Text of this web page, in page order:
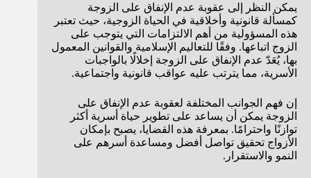
يمكن النظر إلى عقوبة عدم الإنفاق على الزوجة
كمسألة قانونية وأخلاقية في الحياة الزوجية، حيث تعتبر
هذه المسؤولية من أهم الالتزامات التي يتوجب على
الزوج اتباعها. وفقًا للتعاليم الإسلامية والقوانين المعمول
بها، يُعَدّ عدم الإنفاق على الزوجة إخلالًا بالواجبات
الأسرية، مما يترتب عليه عواقب قانونية واجتماعية.
إن فهم الجوانب المختلفة لعقوبة عدم الإنفاق على
الزوجة يمكن أن يساعد على تطوير حياة أسرية أكثر
توازنًا واحترامًا. بمعرفة هذه القضايا، يصبح بإمكان
الأزواج تحقيق تواصل أفضل ومساعدة أسرهم على
النمو والاستقرار.